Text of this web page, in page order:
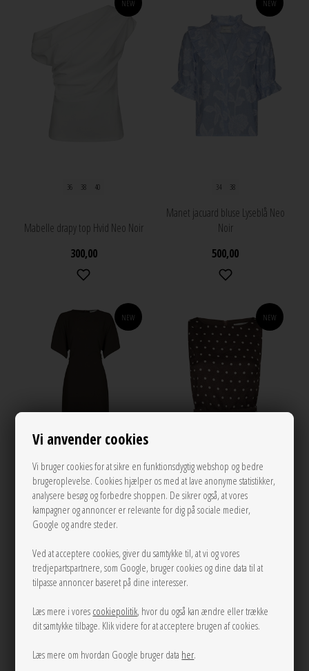
Vi anvender cookies
Vi bruger cookies for at sikre en funktionsdygtig webshop og bedre
brugeroplevelse. Cookies hjælper os med at lave anonyme statistikker,
analysere besøg og forbedre shoppen. De sikrer også, at vores
kampagner og annoncer er relevante for dig på sociale medier,
Google og andre steder.
Ved at acceptere cookies, giver du samtykke til, at vi og vores
tredjepartspartnere, som Google, bruger cookies og dine data til at
tilpasse annoncer baseret på dine interesser.
Læs mere i vores cookiepolitik, hvor du også kan ændre eller trække
dit samtykke tilbage. Klik videre for at acceptere brugen af cookies.
Læs mere om hvordan Google bruger data her.
NEW
36 38 40
Mabelle drapy top Hvid Neo Noir
300,00
NEW
34 38
Manet jacuard bluse Lyseblå Neo
Noir
500,00
NEW
38
Miloine drape kjole Mørkebrun
600,00
NEW
34 36 38 40
400,00